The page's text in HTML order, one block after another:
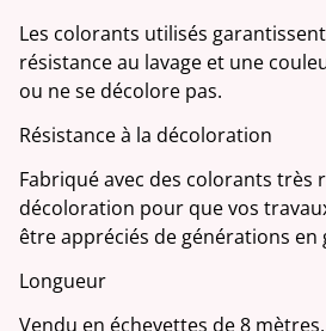
Les colorants utilisés
résistance au lavage et une
ou ne se décolore pas.
Résistance à la décoloration
Fabriqué avec des colorants très
décoloration pour que vos
être appréciés de générations en
Longueur
Vendu en échevettes de 8